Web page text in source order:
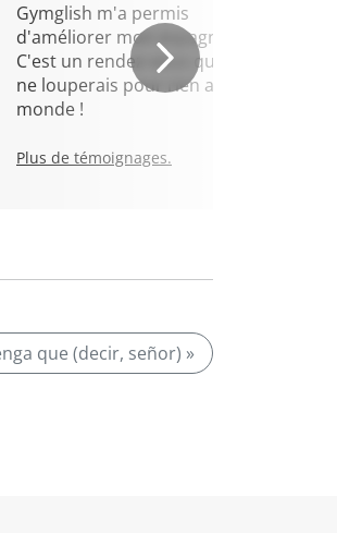
Gymglish m'a permis
d'améliorer mon espagnol.
C'est un rendez-vous que je
ne louperais pour rien au
monde !
Plus de témoignages.
que (decir, señor) »